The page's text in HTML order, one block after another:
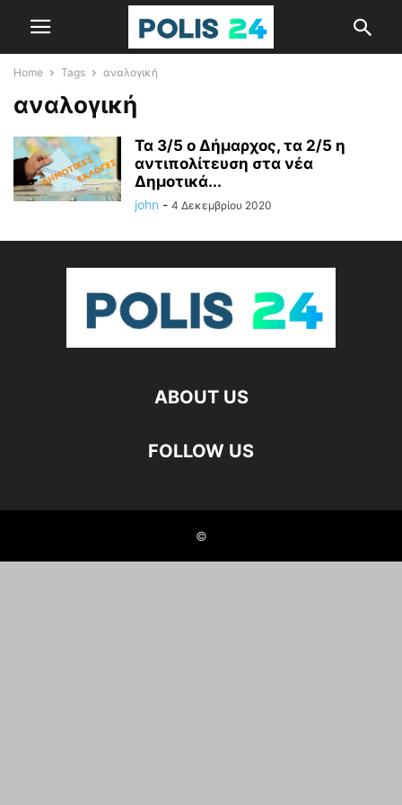
Home Tags αναλογική
αναλογική
Τα 3/5 ο Δήμαρχος, τα 2/5 η
αντιπολίτευση στα νέα
Δημοτικά...
john - 4 Δεκεμβρίου 2020
ABOUT US
FOLLOW US
©